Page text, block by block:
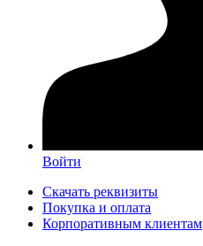
Войти
Скачать реквизиты
Покупка и оплата
Корпоративным клиентам